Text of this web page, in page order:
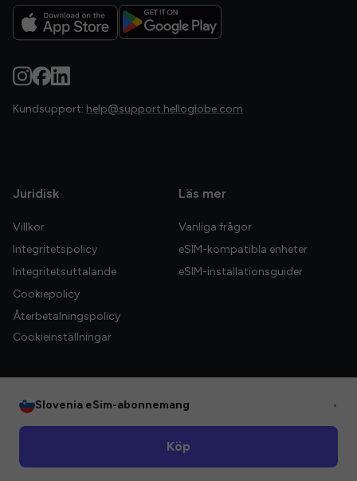
Kundsupport: help@support.helloglobe.com
Juridisk
Villkor
Integritetspolicy
Integritetsuttalande
Cookiepolicy
Återbetalningspolicy
Cookieinställningar
Läs mer
Vanliga frågor
eSIM-kompatibla enheter
eSIM-installationsguider
Slovenia eSim-abonnemang •
Köp